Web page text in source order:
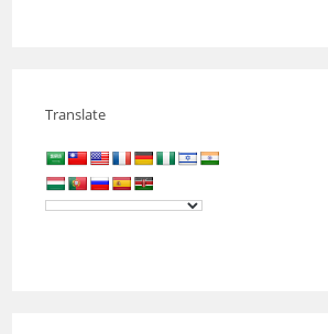
Translate